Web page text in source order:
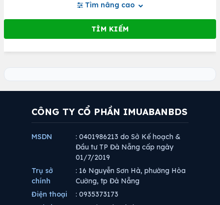
Tìm nâng cao
CÔNG TY CỔ PHẦN IMUABANBDS
MSDN
: 0401986213 do Sở Kế hoạch &
Đầu tư TP Đà Nẵng cấp ngày
01/7/2019
Trụ sở
chính
: 16 Nguyễn Sơn Hà, phường Hòa
Cường, tp Đà Nẵng
Điện thoại
: 0935373173